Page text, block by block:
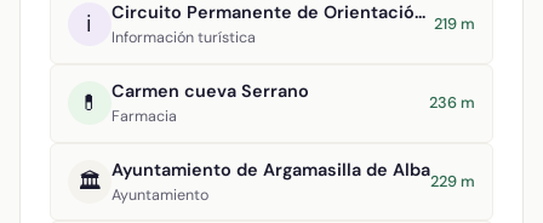
ℹ️ Circuito Permanente de Orientación Argamasilla de Alba
Información turística
219 m
💊 Carmen cueva Serrano
Farmacia
236 m
🏛️ Ayuntamiento de Argamasilla de Alba
Ayuntamiento
229 m